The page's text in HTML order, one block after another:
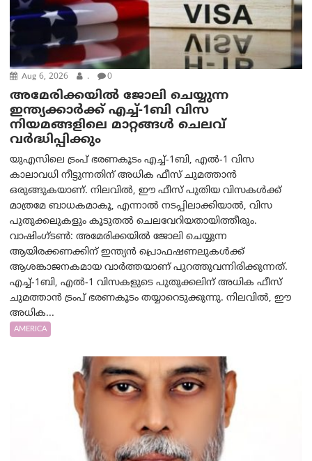
Aug 6, 2026 . 0
അമേരിക്കയില്‍ ജോലി ചെയ്യുന്ന
ഇന്ത്യക്കാർക്ക് എച്ച്-1ബി വിസ
നിയമങ്ങളിലെ മാറ്റങ്ങൾ ചെലവ്
വർദ്ധിപ്പിക്കും
യുഎസിലെ ട്രംപ് ഭരണകൂടം എച്ച്-1ബി, എൽ-1 വിസ
കാലാവധി നീട്ടുന്നതിന് അധിക ഫീസ് ചുമത്താൻ
ഒരുങ്ങുകയാണ്. നിലവിൽ, ഈ ഫീസ് പുതിയ വിസകൾക്ക്
മാത്രമേ ബാധകമാകൂ, എന്നാൽ നടപ്പിലാക്കിയാൽ, വിസ
പുതുക്കലുകളും കൂടുതൽ ചെലവേറിയതായിത്തീരും.
വാഷിംഗ്ടണ്‍: അമേരിക്കയില്‍ ജോലി ചെയ്യുന്ന
ആയിരക്കണക്കിന് ഇന്ത്യൻ പ്രൊഫഷണലുകൾക്ക്
ആശങ്കാജനകമായ വാർത്തയാണ് പുറത്തുവന്നിരിക്കുന്നത്.
എച്ച്-1ബി, എൽ-1 വിസകളുടെ പുതുക്കലിന് അധിക ഫീസ്
ചുമത്താൻ ട്രംപ് ഭരണകൂടം തയ്യാറെടുക്കുന്നു. നിലവിൽ, ഈ
അധിക...
AMERICA